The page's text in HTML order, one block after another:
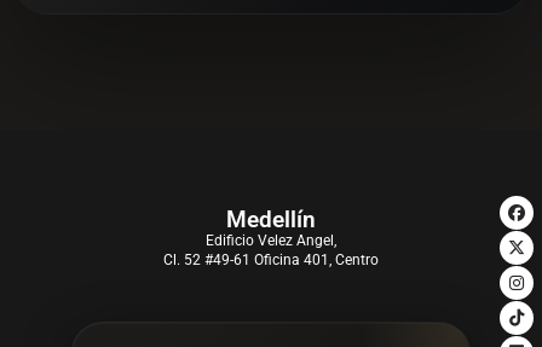
Medellín
Edificio Velez Angel,
Cl. 52 #49-61 Oficina 401, Centro